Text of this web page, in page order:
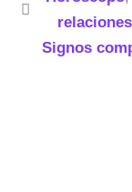
relaciones
Signos